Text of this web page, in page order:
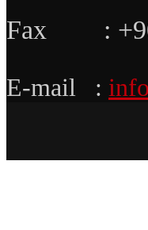
Fax : +90
E-mail :